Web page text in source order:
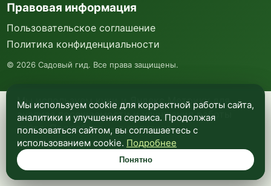
Мы используем куки и Яндекс Метрику для
анализа посещаемости и улучшения работы
сайта. Подробнее —в политике
конфиденциальности.
Понятно
Правовая информация
Пользовательское соглашение
Политика конфиденциальности
© 2026 Садовый гид. Все права защищены.
Мы используем cookie для корректной работы сайта,
аналитики и улучшения сервиса. Продолжая
пользоваться сайтом, вы соглашаетесь с
использованием cookie. Подробнее
Понятно